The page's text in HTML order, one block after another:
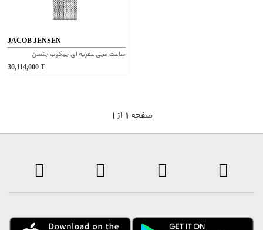
JACOB JENSEN
ساعت مچی عقربه ای جیکوب جنسن
30,114,000
1 صفحه 1 از